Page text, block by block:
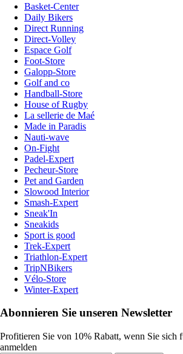
Basket-Center
Daily Bikers
Direct Running
Direct-Volley
Espace Golf
Foot-Store
Galopp-Store
Golf and co
Handball-Store
House of Rugby
La sellerie de Maé
Made in Paradis
Nauti-wave
On-Fight
Padel-Expert
Pecheur-Store
Pet and Garden
Slowood Interior
Smash-Expert
Sneak'In
Sneakids
Sport is good
Trek-Expert
Triathlon-Expert
TripNBikers
Vélo-Store
Winter-Expert
Abonnieren Sie unseren Newsletter
Profitieren Sie von 10% Rabatt, wenn Sie sich
anmelden